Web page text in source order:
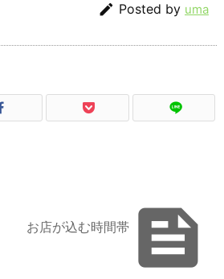
 Posted by uma

お店が込む時間帯